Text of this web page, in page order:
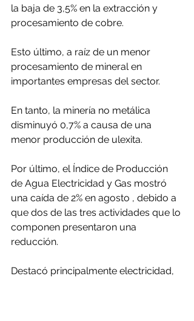
la baja de 3,5% en la extracción y
procesamiento de cobre.
Esto último, a raíz de un menor
procesamiento de mineral en
importantes empresas del sector.
En tanto, la minería no metálica
disminuyó 0,7% a causa de una
menor producción de ulexita.
Por último, el Índice de Producción
de Agua Electricidad y Gas mostró
una caída de 2% en agosto , debido a
que dos de las tres actividades que lo
componen presentaron una
reducción.
Destacó principalmente electricidad,